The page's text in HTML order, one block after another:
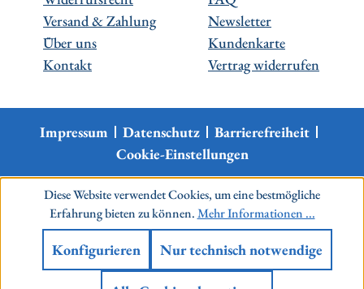
Versand & Zahlung
Über uns
Kontakt
Newsletter
Kundenkarte
Vertrag widerrufen
Impressum Datenschutz
Barrierefreiheit
Cookie-Einstellungen
Diese Website verwendet Cookies, um eine bestmögliche
Erfahrung bieten zu können.Mehr Informationen ...
Nur technisch notwendige
Konfigurieren